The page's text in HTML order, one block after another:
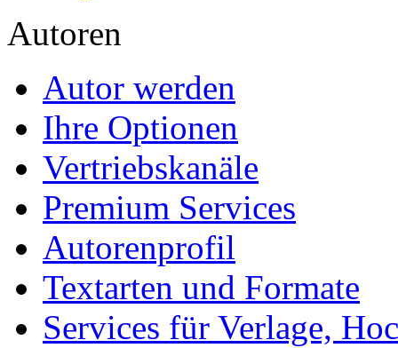
Autoren
Autor werden
Ihre Optionen
Vertriebskanäle
Premium Services
Autorenprofil
Textarten und Formate
Services für Verlage,